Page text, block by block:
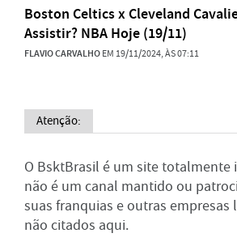
Boston Celtics x Cleveland
Assistir? NBA Hoje (19/11)
FLAVIO CARVALHOEM 19/11/2024, ÀS 07:11
Atenção:
O BsktBrasil é um site totalmente
não é um canal mantido ou
suas franquias e outras empresas
não citados aqui.